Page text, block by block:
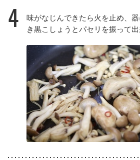
4
味がなじんできたら火を止め、
き黒こしょうとパセリを振って出